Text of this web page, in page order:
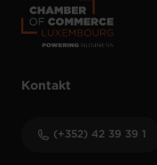
Kontakt
(+352) 42 39 39 1